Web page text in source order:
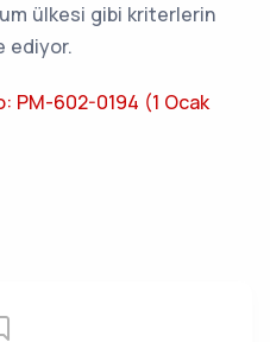
ülkesi gibi kriterlerin
ediyor.
PM-602-0194 (1 Ocak